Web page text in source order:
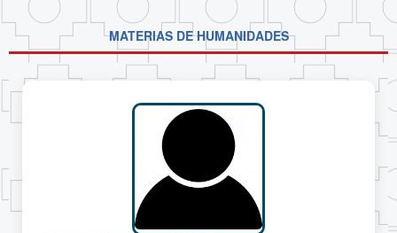
MATERIAS DE HUMANIDADES